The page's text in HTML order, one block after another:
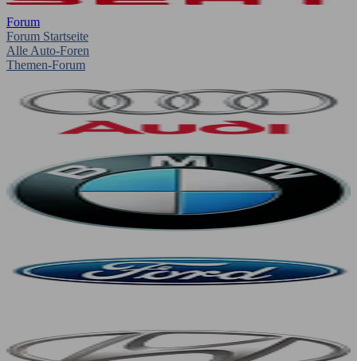
Forum
Forum Startseite
Alle Auto-Foren
Themen-Forum